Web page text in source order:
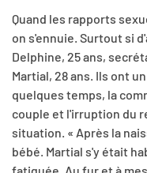
Quand les rapports
on s'ennuie. Surtout si
Delphine, 25 ans,
Martial, 28 ans. Ils ont
quelques temps, la
couple et l'irruption du
situation. « Après la
bébé. Martial s'y était